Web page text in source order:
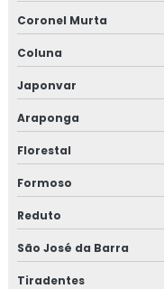
Coronel Murta
Coluna
Japonvar
Araponga
Florestal
Formoso
Reduto
São José da Barra
Tiradentes